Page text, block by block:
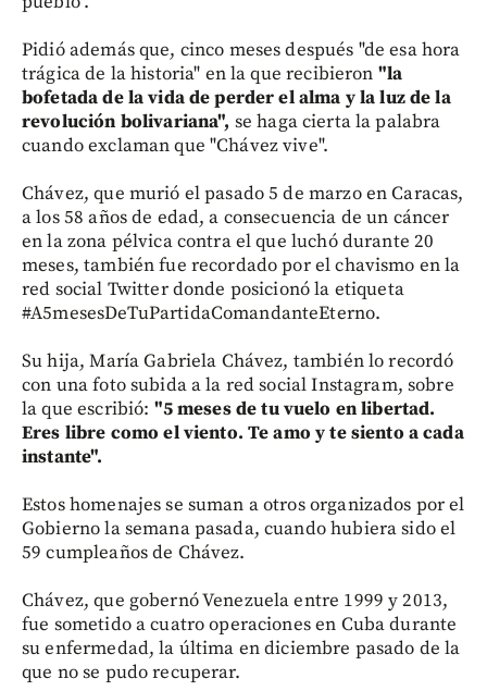
Pidió además que, cinco meses después "de esa hora
trágica de la historia" en la que recibieron "la
bofetada de la vida de perder el alma y la luz de la
revolución bolivariana", se haga cierta la palabra
cuando exclaman que "Chávez vive".
Chávez, que murió el pasado 5 de marzo en Caracas,
a los 58 años de edad, a consecuencia de un cáncer
en la zona pélvica contra el que luchó durante 20
meses, también fue recordado por el chavismo en la
red social Twitter donde posicionó la etiqueta
#A5mesesDeTuPartidaComandanteEterno.
Su hija, María Gabriela Chávez, también lo recordó
con una foto subida a la red social Instagram, sobre
la que escribió: "5 meses de tu vuelo en libertad.
Eres libre como el viento. Te amo y te siento a cada
instante".
Estos homenajes se suman a otros organizados por el
Gobierno la semana pasada, cuando hubiera sido el
59 cumpleaños de Chávez.
Chávez, que gobernó Venezuela entre 1999 y 2013,
fue sometido a cuatro operaciones en Cuba durante
su enfermedad, la última en diciembre pasado de la
que no se pudo recuperar.